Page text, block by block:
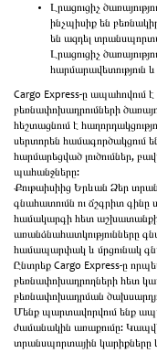
Լրացուցիչ
ինչպիսիք են
են ազդել
Լրացուցիչ
հարմարավետություն
Cargo Express-ը ապահովում
բեռնափոխադրումների
հեշտացնում է
սերտորեն համագործակցում
հարմարեցված լուծումներ,
պահանջները:
Քութաիսիից Երևան Ձեր
գնահատումն ու ճշգրիտ գինը
համակարգի հետ
առանձնահատկությունները
համապարփակ և մրցունակ
Ընտրեք Cargo Express-ը
բեռնափոխադրողների հետ
բեռնափոխադրման
Մենք պարտավորվում ենք
ժամանակին առաքումը:
տրանսպորտային կարիքները